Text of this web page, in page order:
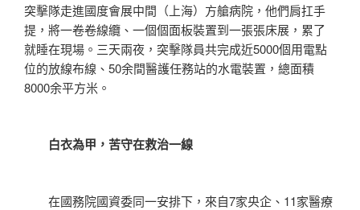
突擊隊走進國度會展中間（上海）方艙病院，他們肩扛手
提，將一卷卷線纜、一個個面板裝置到一張張床展，累了
就睡在現場。三天兩夜，突擊隊員共完成近5000個用電點
位的放線布線、50余間醫護任務站的水電裝置，總面積
8000余平方米。
白衣為甲，苦守在救治一線
在國務院國資委同一安排下，來自7家央企、11家醫療